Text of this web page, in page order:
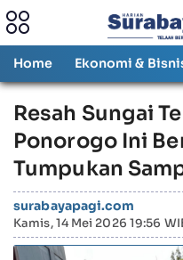
Home Ekonomi &
Resah Sungai
Ponorogo Ini
Tumpukan
surabayapagi.com
Kamis, 14 Mei 2026 19:56